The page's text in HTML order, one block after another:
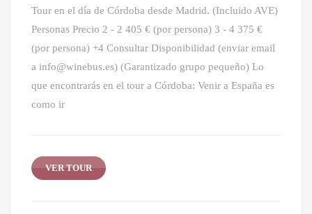
Tour en el día de Córdoba desde Madrid. (Incluido AVE)
Personas Precio 2 - 2 405 € (por persona) 3 - 4 375 €
(por persona) +4 Consultar Disponibilidad (enviar email
a info@winebus.es) (Garantizado grupo pequeño) Lo
que encontrarás en el tour a Córdoba: Venir a España es
como ir
VER TOUR